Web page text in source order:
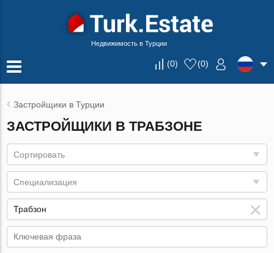
Недвижимость в Турции
(0) (0)
Застройщики в Турции
ЗАСТРОЙЩИКИ В ТРАБЗОНЕ
Сортировать
Специализация